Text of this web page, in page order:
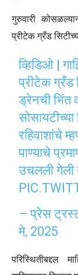
गुरुवारी
प्रीटेक ग्रँड
व्हिडिओ |
प्रीटेक ग्रँड
ड्रेनची भिंत
रहिवाशांचे
पाण्याचे
उचलली गेली
– प्रेस
मे, 2025
परिस्थितीबद्दल